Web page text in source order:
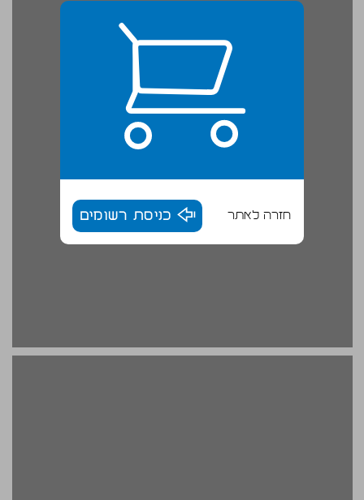
חזרה לאתר כניסת רשומים